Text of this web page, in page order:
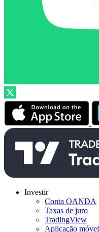
Investir
Conta OANDA
Taxas de juro
TradingView
Aplicação móvel